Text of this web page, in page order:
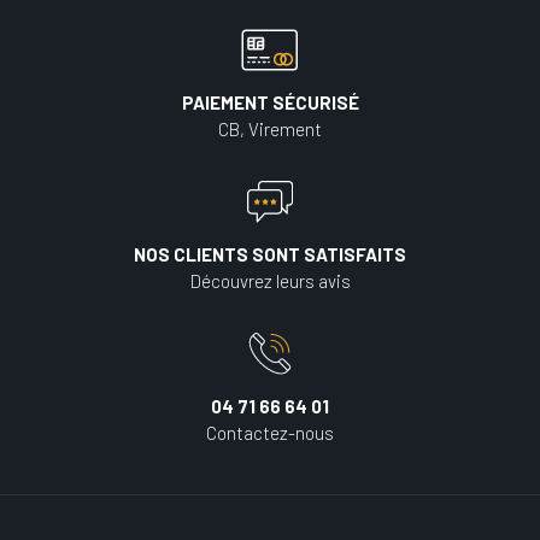
PAIEMENT SÉCURISÉ
CB, Virement
NOS CLIENTS SONT SATISFAITS
Découvrez leurs avis
04 71 66 64 01
Contactez-nous